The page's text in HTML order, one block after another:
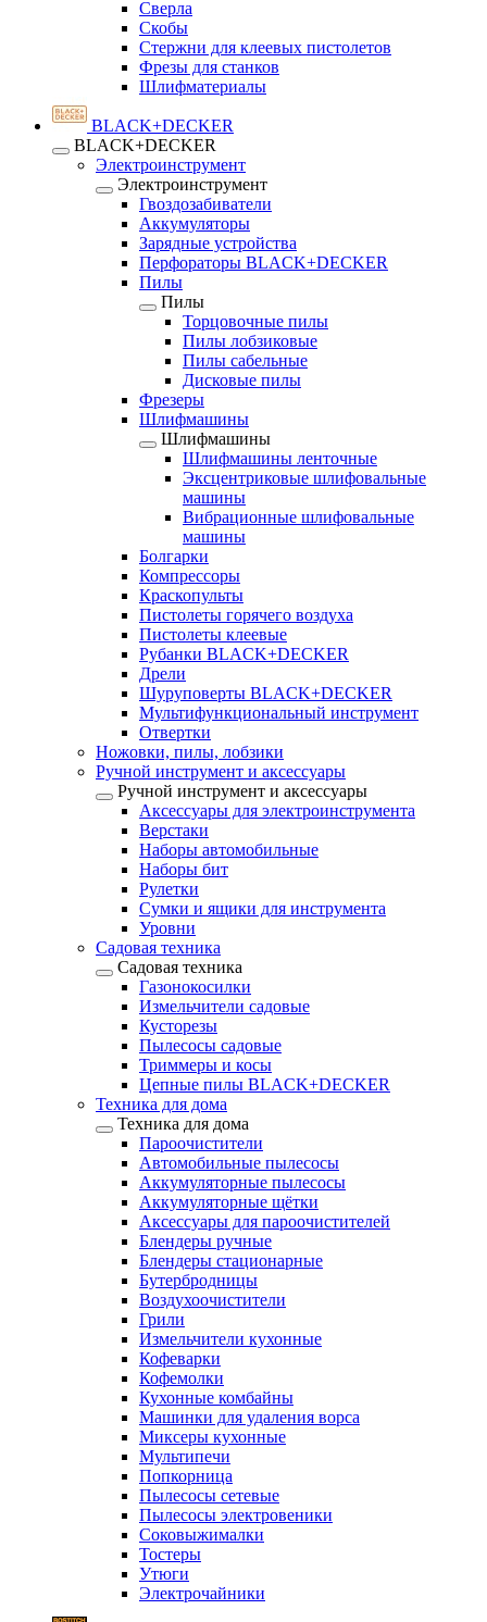
Сверла
Скобы
Стержни для клеевых пистолетов
Фрезы для станков
Шлифматериалы
BLACK+DECKER
BLACK+DECKER
Электроинструмент
Электроинструмент
Гвоздозабиватели
Аккумуляторы
Зарядные устройства
Перфораторы BLACK+DECKER
Пилы
Пилы
Торцовочные пилы
Пилы лобзиковые
Пилы сабельные
Дисковые пилы
Фрезеры
Шлифмашины
Шлифмашины
Шлифмашины ленточные
Эксцентриковые шлифовальные
машины
Вибрационные шлифовальные
машины
Болгарки
Компрессоры
Краскопульты
Пистолеты горячего воздуха
Пистолеты клеевые
Рубанки BLACK+DECKER
Дрели
Шуруповерты BLACK+DECKER
Мультифункциональный инструмент
Отвертки
Ножовки, пилы, лобзики
Ручной инструмент и аксессуары
Ручной инструмент и аксессуары
Аксессуары для электроинструмента
Верстаки
Наборы автомобильные
Наборы бит
Рулетки
Сумки и ящики для инструмента
Уровни
Садовая техника
Садовая техника
Газонокосилки
Измельчители садовые
Кусторезы
Пылесосы садовые
Триммеры и косы
Цепные пилы BLACK+DECKER
Техника для дома
Техника для дома
Пароочистители
Автомобильные пылесосы
Аккумуляторные пылесосы
Аккумуляторные щётки
Аксессуары для пароочистителей
Блендеры ручные
Блендеры стационарные
Бутербродницы
Воздухоочистители
Грили
Измельчители кухонные
Кофеварки
Кофемолки
Кухонные комбайны
Машинки для удаления ворса
Миксеры кухонные
Мультипечи
Попкорница
Пылесосы сетевые
Пылесосы электровеники
Соковыжималки
Тостеры
Утюги
Электрочайники